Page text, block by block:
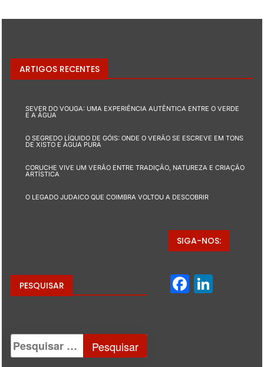
ARTIGOS RECENTES
SEVER DO VOUGA: UMA EXPERIÊNCIA AUTÊNTICA ENTRE O VERDE
E A ÁGUA
O SEGREDO LÍQUIDO DE GÓIS: ONDE O VERÃO SE ESCREVE EM TONS
DE XISTO E ÁGUA PURA
CORUCHE VIVE UM VERÃO ENTRE TRADIÇÃO, NATUREZA E CRIAÇÃO
ARTÍSTICA
O LEGADO JUDAICO QUE COIMBRA VOLTOU A DESCOBRIR
PESQUISAR
SIGA-NOS: